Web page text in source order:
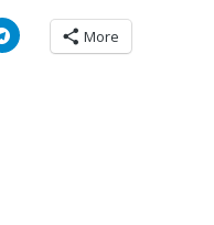
More